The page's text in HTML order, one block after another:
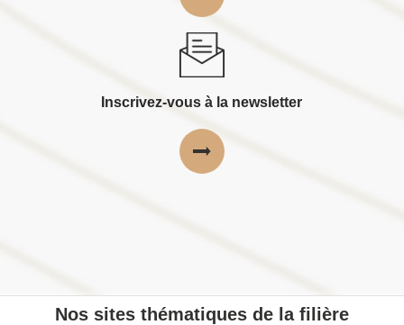
Inscrivez-vous à la newsletter
Nos sites thématiques de la filière